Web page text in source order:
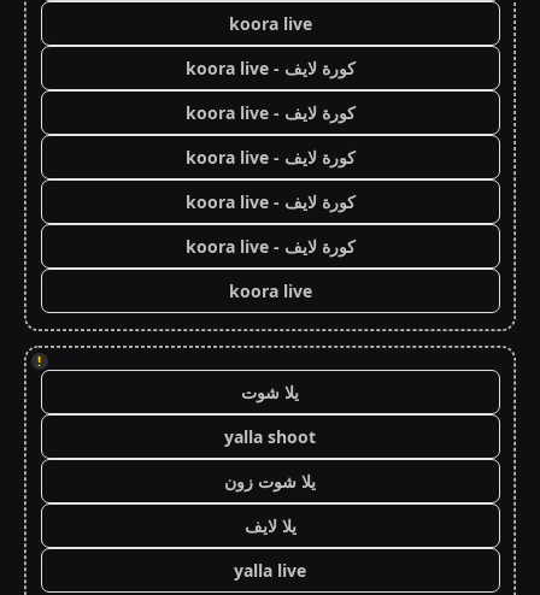
koora live
كورة لايف - koora live
كورة لايف - koora live
كورة لايف - koora live
كورة لايف - koora live
كورة لايف - koora live
koora live
!
يلا شوت
yalla shoot
يلا شوت زون
يلا لايف
yalla live